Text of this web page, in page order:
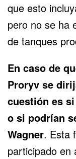
que esto
pero no se ha
de tanques
En caso de
Proryv se
cuestión es
o si podrían
Wagner. Esta
participado en